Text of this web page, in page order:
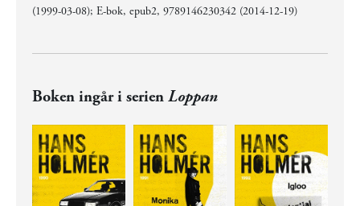
(1999-03-08); E-bok, epub2, 9789146230342 (2014-12-19)
Boken ingår i serien Loppan